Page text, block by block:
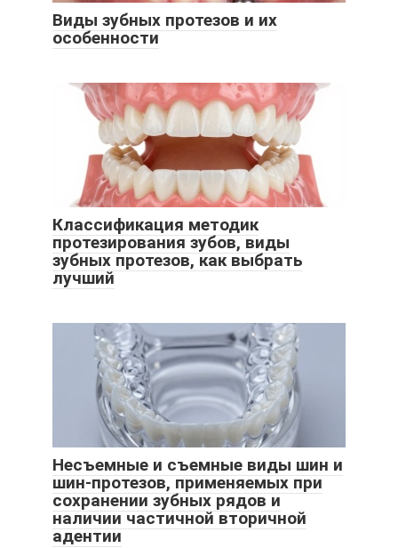
Виды зубных протезов и их
особенности
Классификация методик
протезирования зубов, виды
зубных протезов, как выбрать
лучший
Несъемные и съемные виды шин и
шин-протезов, применяемых при
сохранении зубных рядов и
наличии частичной вторичной
адентии